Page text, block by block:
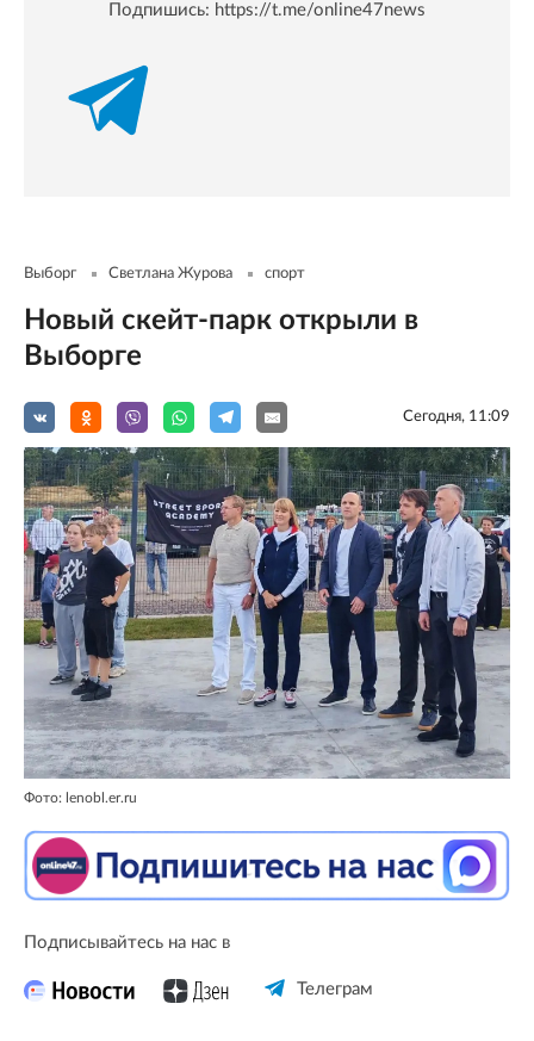
Подпишись: https://t.me/online47news
Выборг Светлана Журова спорт
Новый скейт-парк открыли в
Выборге
Сегодня, 11:09
Фото: lenobl.er.ru
Подписывайтесь на нас в
Телеграм